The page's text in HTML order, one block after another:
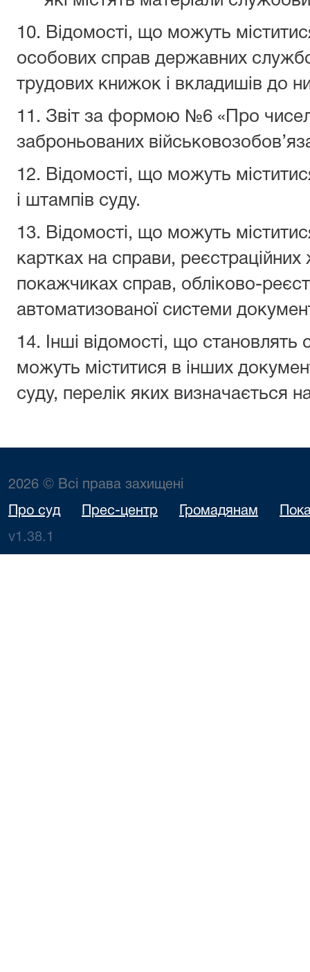
10. Відомості, що можуть
особових справ державних
трудових книжок і вкладишів до
11. Звіт за формою №6 «Про
заброньованих
12. Відомості, що можуть
і штампів суду.
13. Відомості, що можуть
картках на справи,
покажчиках справ, обліково-
автоматизованої системи
14. Інші відомості, що
можуть міститися в інших
суду, перелік яких визначається
2026 © Всі права захищені
Про суд Прес-центр Громадянам
v1.38.1